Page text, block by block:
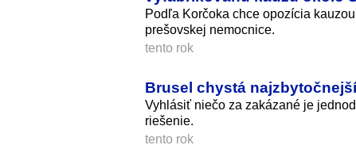
Podľa Korčoka chce opozícia
prešovskej nemocnice.
tento rok
Brusel chystá
Vyhlásiť niečo za zakázané je
riešenie.
tento rok